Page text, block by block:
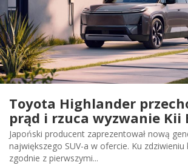
Toyota Highlander
prąd i rzuca wyzwanie Kii
Japoński producent zaprezentował nową
największego SUV-a w ofercie. Ku
zgodnie z pierwszymi...